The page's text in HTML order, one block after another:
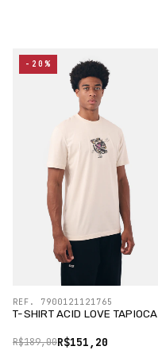
T-SHIRT ACID LOVE TAPIOCA
R$151,20
R$189,00
REF. 7900121121765
-20%